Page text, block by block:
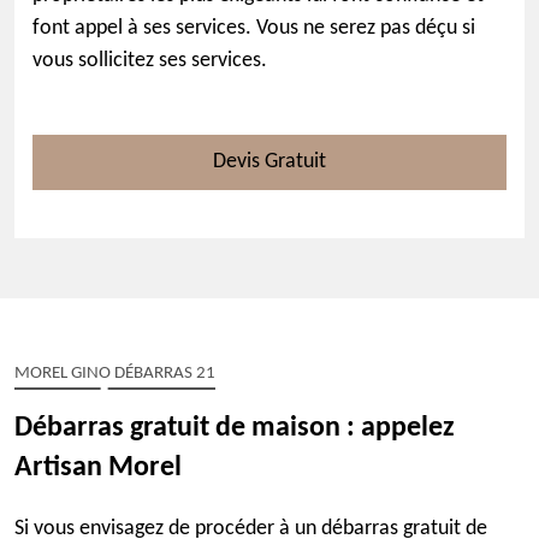
font appel à ses services. Vous ne serez pas déçu si
vous sollicitez ses services.
Devis Gratuit
MOREL GINO DÉBARRAS 21
Débarras gratuit de maison : appelez
Artisan Morel
Si vous envisagez de procéder à un débarras gratuit de